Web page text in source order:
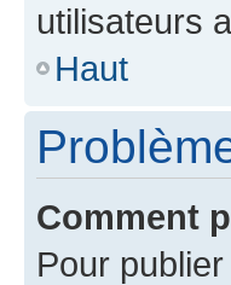
utilisateurs
Haut
Comment
Pour